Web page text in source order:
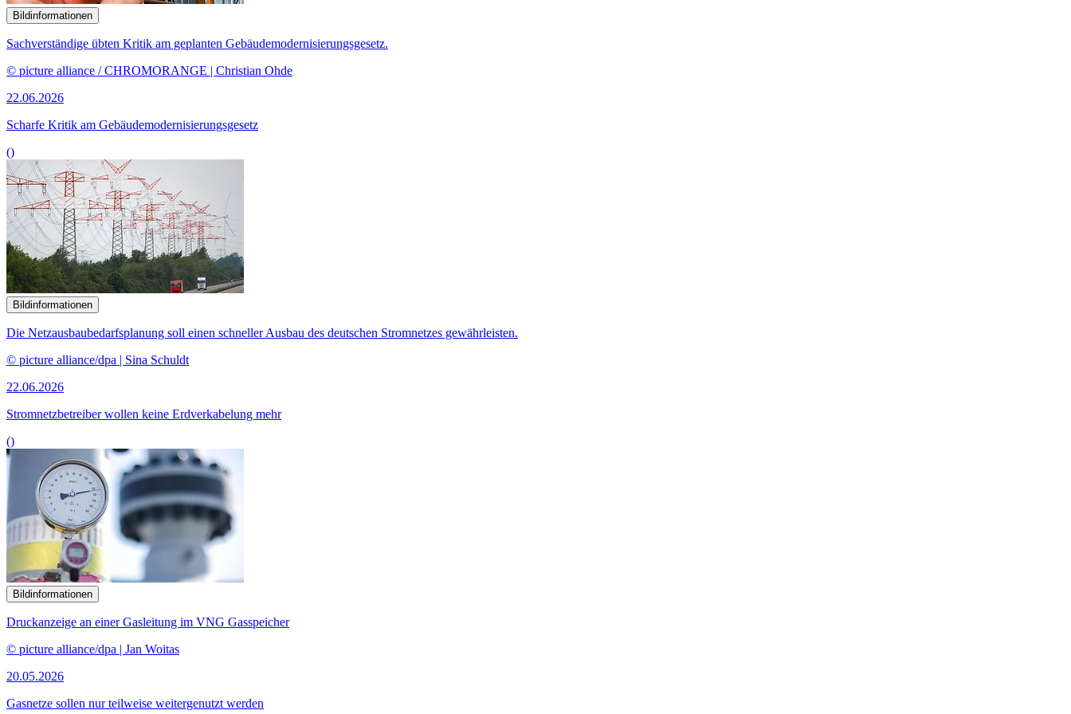
Bildinformationen
Sachverständige übten Kritik am geplanten Gebäudemodernisierungsgesetz.
© picture alliance / CHROMORANGE | Christian Ohde
22.06.2026
Scharfe Kritik am Gebäudemodernisierungsgesetz
()
Bildinformationen
Die Netzausbaubedarfsplanung soll einen schneller Ausbau des deutschen Stromnetzes gewährleisten.
© picture alliance/dpa | Sina Schuldt
22.06.2026
Stromnetzbetreiber wollen keine Erdverkabelung mehr
()
Bildinformationen
Druckanzeige an einer Gasleitung im VNG Gasspeicher
© picture alliance/dpa | Jan Woitas
20.05.2026
Gasnetze sollen nur teilweise weitergenutzt werden